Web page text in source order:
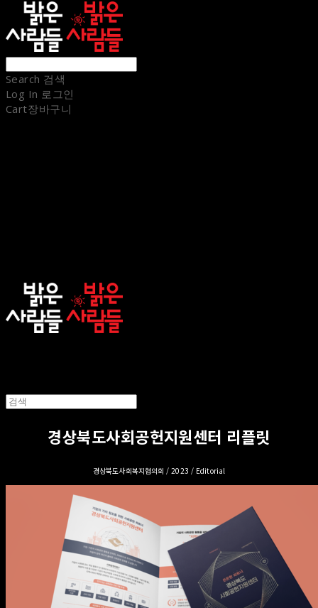
Search 검색
Log In 로그인
Cart장바구니
경상북도사회공헌지원센터 리플릿
경상북도사회복지협의회 / 2023 / Editorial